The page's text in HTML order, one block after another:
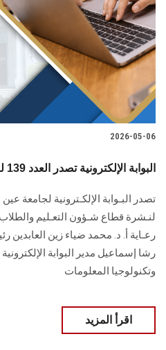
2026-05-06
البوابة الإلكترونية تصدر العدد 139 لنشرة قطاع التعليم والطلاب
رعـاية أ. د. محمد ضياء زين
‏رشا إسماعيل مدير البوابة
وتكنولوجيا المعلومات
اقرأ المزيد